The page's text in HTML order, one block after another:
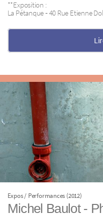
**Exposition :
La Pétanque ‐ 40 Rue Etienne
Expos / Performances (2012)
Michel Baulot ‐